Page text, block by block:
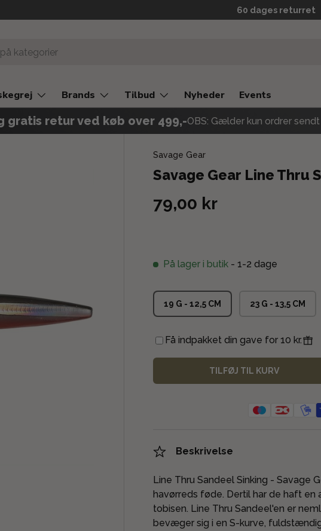
Prismatch
60 dages returret
Brands Tilbud Nyheder Events
gratis retur ved køb over 499,-OBS: Gælder kun ordrer
Savage Gear
Savage Gear Line Thru
79,00 kr
På lager i butik - 1-2 dage
19 G - 12,5 CM 23 G - 13,5 CM
Få indpakket din gave for 10 kr.
TILFØJ TIL KURV
Beskrivelse
Line Thru Sandeel Sinking - Savage
havørreds føde. Dertil har de haft
tobisen. Line Thru Sandeel'en er
bevæger sig i en S-kurve,